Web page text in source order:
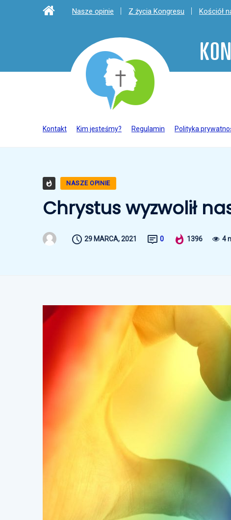
Nasze opinie Z życia Kongresu Kościół
Kontakt Kim jesteśmy? Regulamin Polityka
NASZE OPINIE
Chrystus wyzwolił
29 MARCA, 2021 0 1396 4